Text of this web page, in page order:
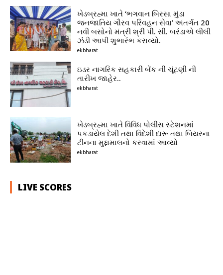
ખેડબ્રહ્મા ખાતે ‘ભગવાન બિરસા મુંડા
જનજાતિય ગૌરવ પરિવહન સેવા’ અંતર્ગત 20
નવી બસોનો મંત્રી શ્રી પી. સી. બરંડાએ લીલી
ઝંડી આપી શુભારંભ કરાવ્યો.
ekbharat
ઇડર નાગરિક સહકારી બેંક ની ચૂંટણી ની
તારીખ જાહેર..
ekbharat
ખેડબ્રહ્મા ખાતે વિવિધ પોલીસ સ્ટેશનમાં
પકડાયેલ દેશી તથા વિદેશી દારૂ તથા બિયરના
ટીનના મુદ્દામાલનો કરવામાં આવ્યો
ekbharat
LIVE SCORES